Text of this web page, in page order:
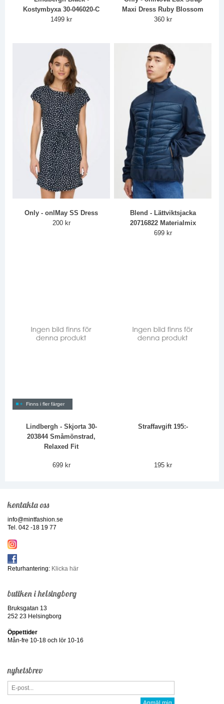
Kostymbyxa 30-046020-C
1499 kr
Maxi Dress Ruby Blossom
360 kr
Only - onlMay SS Dress
200 kr
Blend - Lättviktsjacka
20716822 Materialmix
699 kr
Finns i fler färger
Lindbergh - Skjorta 30-
203844 Småmönstrad,
Relaxed Fit
699 kr
Straffavgift 195:-
195 kr
kontakta oss
info@mintfashion.se
Tel. 042 -18 19 77
Returhantering: Klicka här
butiken i helsingborg
Bruksgatan 13
252 23 Helsingborg
Öppettider
Mån-fre 10-18 och lör 10-16
nyhetsbrev